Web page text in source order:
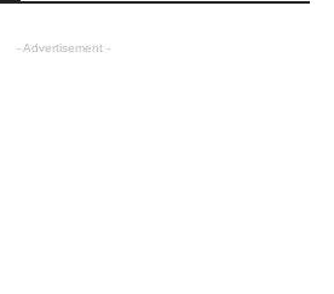
- Advertisement -